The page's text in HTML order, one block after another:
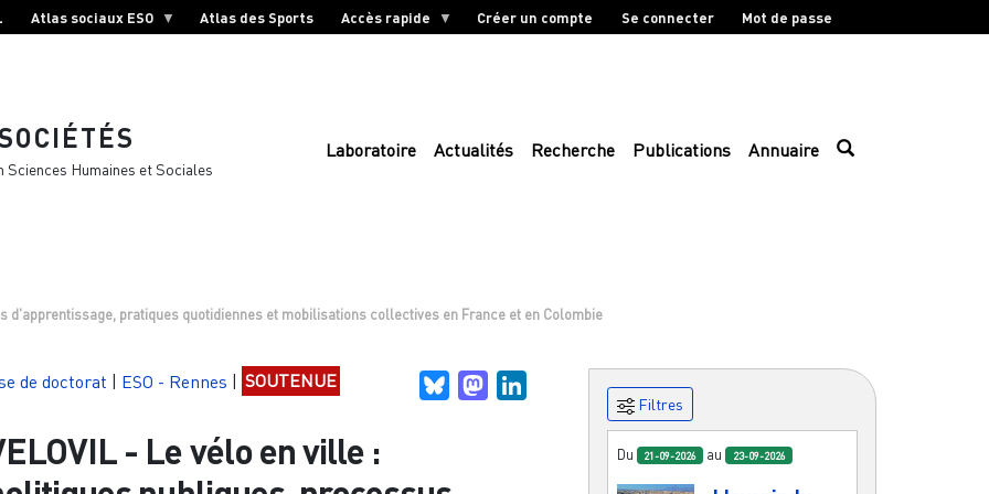
Atlas sociaux ESO Atlas des Sports Accès rapide Créer un compte Se connecter Mot de passe
Humaines et Sociales
Laboratoire Actualités Recherche Publications Annuaire
d'apprentissage, pratiques quotidiennes et mobilisations collectives en France et en Colombie
de doctorat | ESO - Rennes | SOUTENUE BlueskyMastodon
- Le vélo en ville :
Filtres
Du 21-09-2026 au 23-09-2026